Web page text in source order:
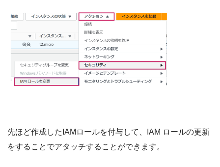
先ほど作成したIAMロールを付与して、IAM ロールの更新
をすることでアタッチすることができます。